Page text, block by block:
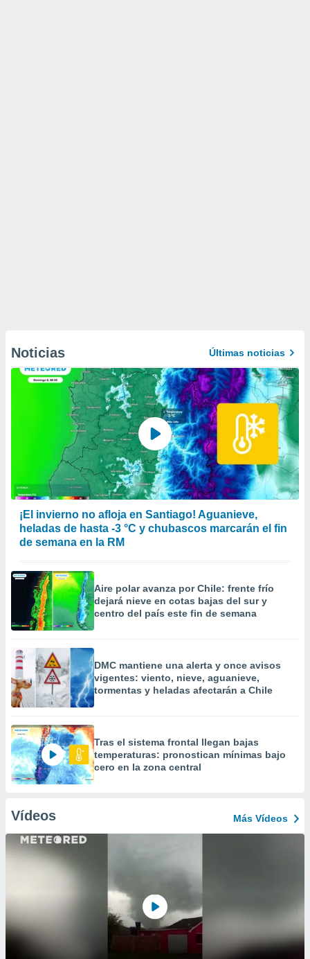
Noticias Últimas noticias
¡El invierno no afloja en Santiago! Aguanieve,
heladas de hasta -3 °C y chubascos marcarán el fin
de semana en la RM
Aire polar avanza por Chile: frente frío
dejará nieve en cotas bajas del sur y
centro del país este fin de semana
DMC mantiene una alerta y once avisos
vigentes: viento, nieve, aguanieve,
tormentas y heladas afectarán a Chile
Tras el sistema frontal llegan bajas
temperaturas: pronostican mínimas bajo
cero en la zona central
Vídeos Más Vídeos